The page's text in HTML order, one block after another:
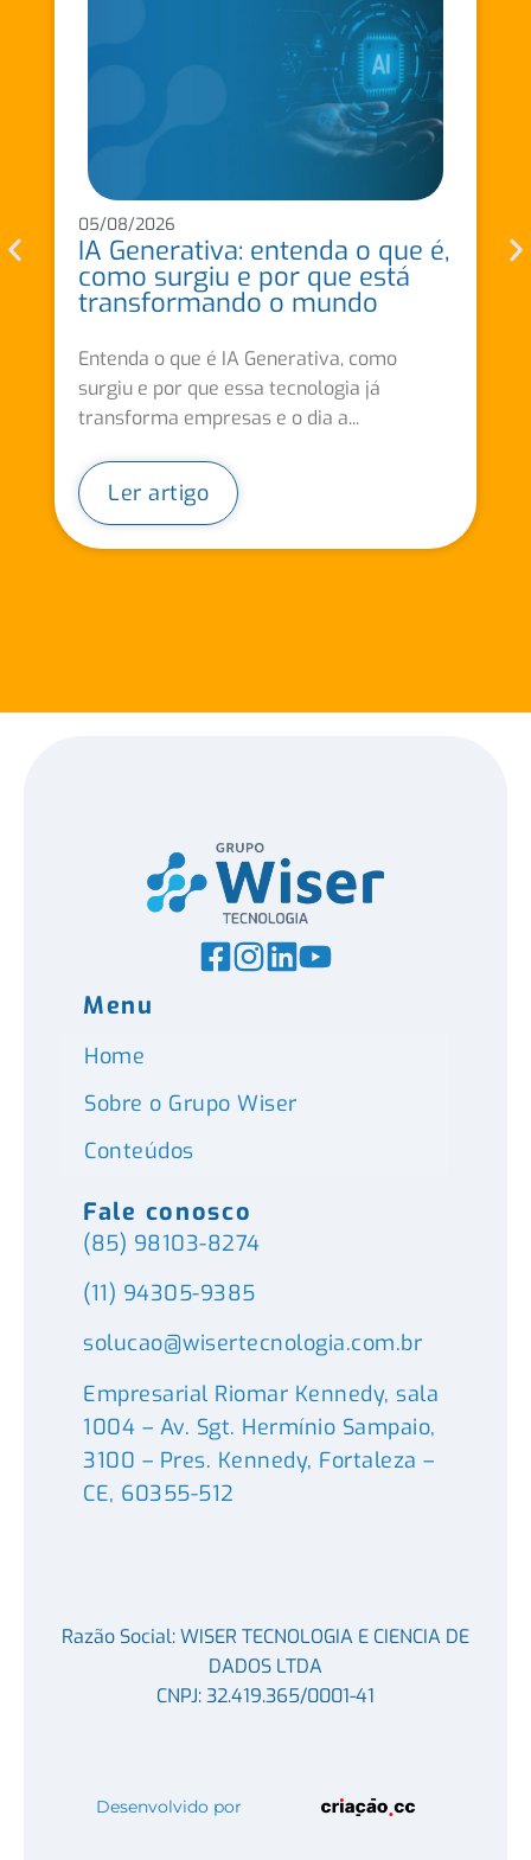
05/08/2026
IA Generativa: entenda o que é,
como surgiu e por que está
transformando o mundo
Entenda o que é IA Generativa, como
surgiu e por que essa tecnologia já
transforma empresas e o dia a...
Ler artigo
Menu
Home
Sobre o Grupo Wiser
Conteúdos
Fale conosco
(85) 98103-8274
(11) 94305-9385
solucao@wisertecnologia.com.br
Empresarial Riomar Kennedy, sala
1004 – Av. Sgt. Hermínio Sampaio,
3100 – Pres. Kennedy, Fortaleza –
CE, 60355-512
Razão Social: WISER TECNOLOGIA E CIENCIA DE
DADOS LTDA
CNPJ: 32.419.365/0001-41
Desenvolvido por